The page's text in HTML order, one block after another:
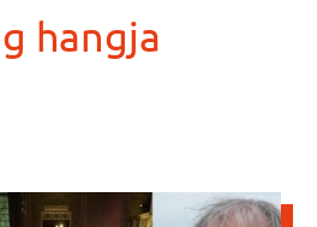
hangja